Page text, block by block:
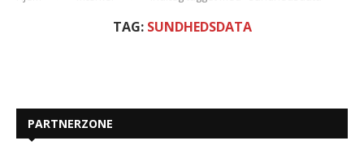
TAG: SUNDHEDSDATA
PARTNERZONE